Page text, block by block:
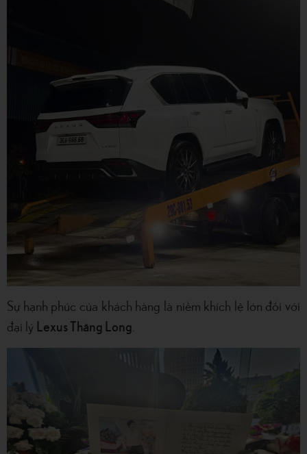
Sự hạnh phúc của khách hàng là niềm khích lệ lớn đối với
đại lý Lexus Thăng Long